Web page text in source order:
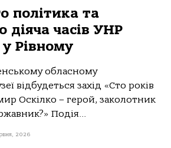
політика та
діяча часів УНР
Рівному
обласному
відбудеться захід «Сто років
Оскілко – герой, заколотник
Подія...
2026